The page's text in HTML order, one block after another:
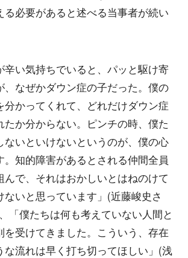
る必要があると述べる当事者が続い
辛い気持ちでいると、パッと駆け寄
、なぜかダウン症の子だった。僕の
分かってくれて、どれだけダウン症
たか分からない。ピンチの時、僕た
ないといけないというのが、僕の心
。知的障害があるとされる仲間全員
んで、それはおかしいとはねのけて
ないと思っています」(近藤峻史さ
「僕たちは何も考えていない人間と
を受けてきました。こういう、存在
な流れは早く打ち切ってほしい」(浅